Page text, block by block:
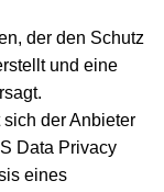
der den Schutz
und eine
der Anbieter
Data Privacy
eines